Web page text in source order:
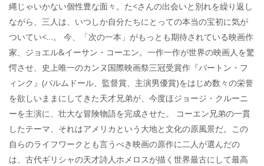
縄じゃいかない個性豊な面々。た<さんの出会いと別れを繰り返し
ながら、三人は、いつしか自分たちにとっての本当の宝初に気が
ついてい<…。 今、「次の一本」がもっとも期待されている映画作
家、ジョエル&イーサン・コーエン。一作一作が世界の映画人を驚
愕させ、史上唯一のカンヌ国際映画祭三冠受賞作『パートン・フ
ィンク』(パルムドール、監督賞、主演男優賞)をはじめ数々の栄誉
を欲しいままにしてきた天才兄弟が、今度ほジョージ・クルーニ
ーを主演に、壮大な冒険物語を完成させた。 コーエン兄弟の一貫
したテーマ、それはアメリカという大地と文化の原風景だ。この
自らのライフワークとも言うべき映画の原作に二人が選んだの
は、古代ギリシャの天才詩人ホメロスが描く世界最古にして最高